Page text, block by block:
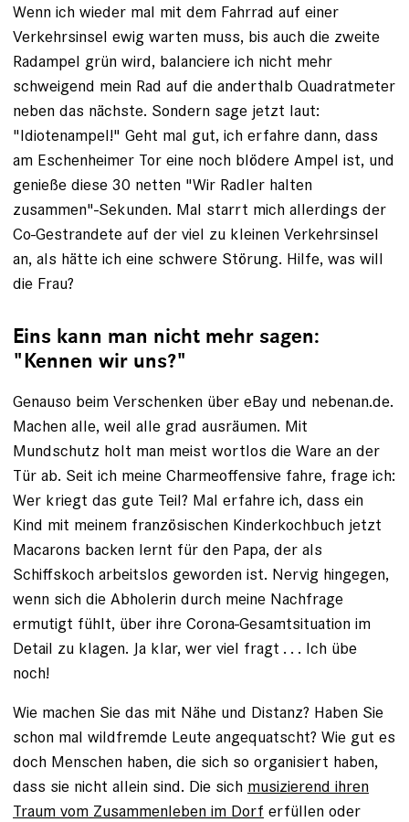
Wenn ich wieder mal mit dem Fahrrad auf einer
Verkehrsinsel ewig warten muss, bis auch die zweite
Radampel grün wird, balanciere ich nicht mehr
schweigend mein Rad auf die anderthalb Quadratmeter
neben das ­nächs­te. Sondern sage jetzt laut:
"Idiotenampel!" Geht mal gut, ich erfahre dann, dass
am Eschenheimer Tor eine noch blödere Ampel ist, und
genieße diese 30 netten "Wir Radler halten
zusammen"-Sekunden. Mal starrt mich aller­dings der
Co-Gestrandete auf der viel zu kleinen Verkehrsinsel
an, als hätte ich eine schwere Störung. Hilfe, was will
die Frau?
Eins kann man nicht mehr sagen:
"Kennen wir uns?"
Genauso beim Verschenken über eBay und nebenan.de.
Machen alle, weil alle grad ausräumen. Mit
Mundschutz holt man meist wortlos die Ware an der
Tür ab. Seit ich ­meine Charmeoffensive fahre, frage ich:
Wer kriegt das gute Teil? Mal erfahre ich, dass ein
Kind mit meinem französischen Kinder­kochbuch jetzt
Macarons backen lernt für den Papa, der als
Schiffskoch arbeits­los geworden ist. Nervig hingegen,
wenn sich die Abholerin durch meine Nachfrage
ermutigt fühlt, über ihre Corona-­Gesamtsituation im
Detail zu klagen. Ja klar, wer viel fragt . . . Ich übe
noch!
Wie machen Sie das mit Nähe und Distanz? Haben Sie
schon mal wildfremde Leute angequatscht? Wie gut es
doch Menschen haben, die sich so organisiert haben,
dass sie nicht allein sind. Die sich musizierend ihren
Traum vom Zusammenleben im Dorf erfüllen oder